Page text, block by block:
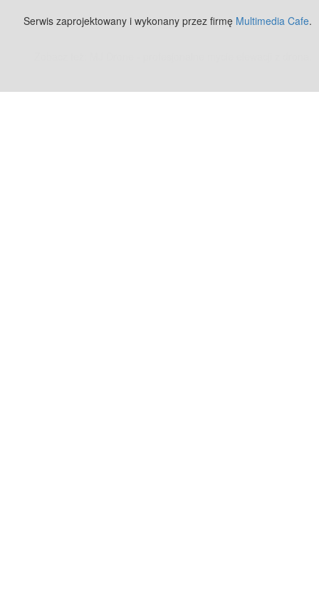
Serwis zaprojektowany i wykonany przez firmę Multimedia Cafe.